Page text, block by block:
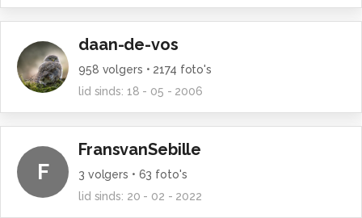
daan-de-vos
958 volgers • 2174 foto's
lid sinds: 18 - 05 - 2006
F
FransvanSebille
3 volgers • 63 foto's
lid sinds: 20 - 02 - 2022